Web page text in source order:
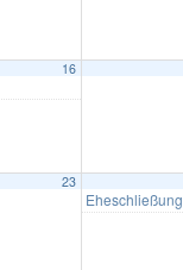
16
23
Eheschließung